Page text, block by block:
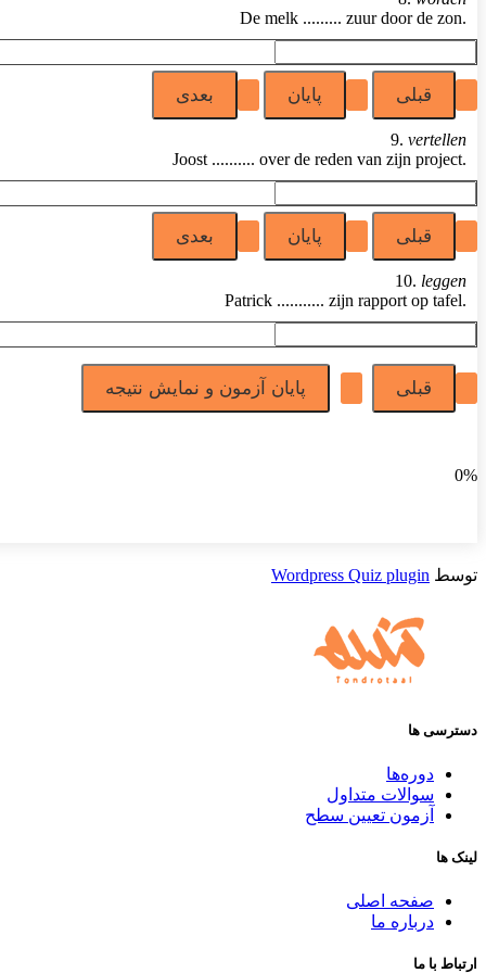
De melk ......... zuur door de zon.
9. vertellen
Joost .......... over de reden van zijn project.
10. leggen
Patrick ........... zijn rapport op tafel.
0%
توسط Wordpress Quiz plugin
دسترسی ها
دوره‌ها
سوالات متداول
آزمون تعیین سطح
لینک ها
صفحه اصلی
درباره ما
ارتباط با ما